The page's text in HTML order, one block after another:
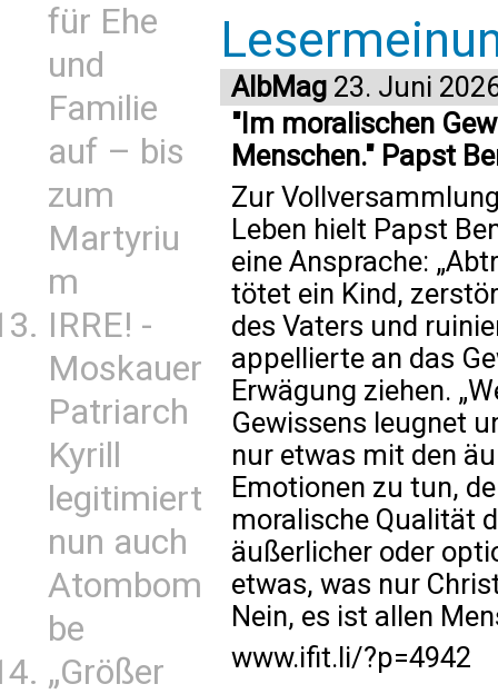
für Ehe
und
Familie
auf – bis
zum
Martyriu
m
IRRE! -
Moskauer
Patriarch
Kyrill
legitimiert
nun auch
Atombom
be
„Größer
AlbMag 23. Juni
"Im moralischen
Menschen." Papst
Zur
Leben hielt Papst
eine Ansprache:
tötet ein Kind,
des Vaters und
appellierte an das
Erwägung ziehen.
Gewissens leugnet
nur etwas mit den
Emotionen zu tun,
moralische Qualität
äußerlicher oder
etwas, was nur
Nein, es ist allen
www.ifit.li/?p=4942